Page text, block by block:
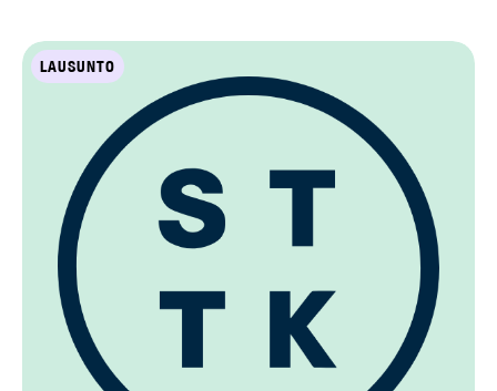
LAUSUNTO